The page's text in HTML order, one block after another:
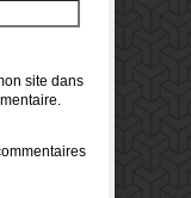
site dans